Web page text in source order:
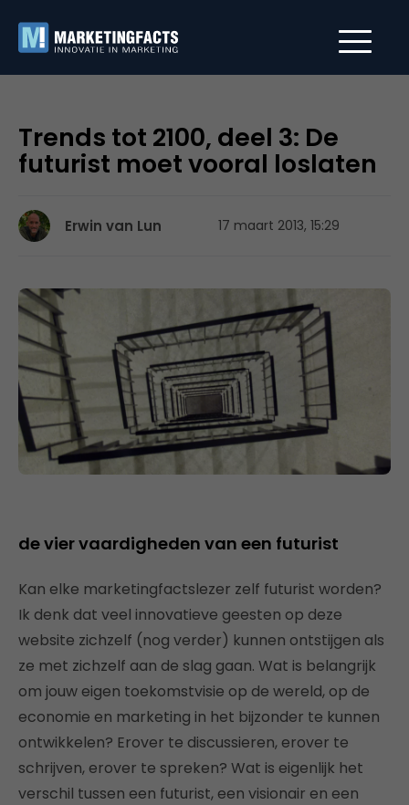
Trends tot 2100, deel 3: De
futurist moet vooral loslaten
Erwin van Lun 17 maart 2013, 15:29
de vier vaardigheden van een futurist
Kan elke marketingfactslezer zelf futurist worden?
Ik denk dat veel innovatieve geesten op deze
website zichzelf (nog verder) kunnen ontstijgen als
ze met zichzelf aan de slag gaan. Wat is belangrijk
om jouw eigen toekomstvisie op de wereld, op de
economie en marketing in het bijzonder te kunnen
ontwikkelen? Erover te discussieren, erover te
schrijven, erover te spreken? Wat is eigenlijk het
verschil tussen een futurist, een visionair en een